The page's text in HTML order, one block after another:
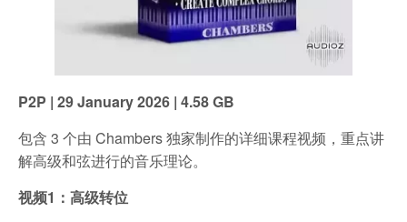
P2P | 29 January 2026 | 4.58 GB
包含 3 个由 Chambers 独家制作的详细课程视频，重点讲
解高级和弦进行的音乐理论。
视频1：高级转位